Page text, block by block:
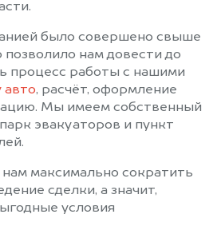
было совершено свыше
позволило нам довести до
процесс работы с нашими
авто, расчёт, оформление
Мы имеем собственный
эвакуаторов и пункт
нам максимально сократить
сделки, а значит,
условия